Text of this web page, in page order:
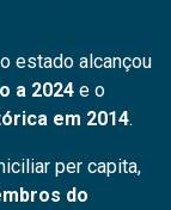
estado alcançou
a 2024 e o
em 2014.
per capita,
do